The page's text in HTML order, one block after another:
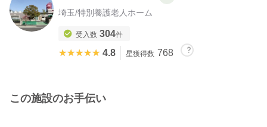
埼玉/特別養護老人ホーム
受入数 304件
★★★★★
★★★★★ 4.8 星獲得数 768
この施設のお手伝い